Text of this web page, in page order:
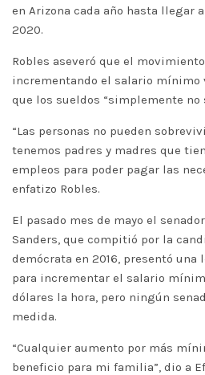
en Arizona cada año hasta llegar
2020.
Robles aseveró que el
incrementando el salario mínimo
que los sueldos “simplemente no
“Las personas no pueden
tenemos padres y madres que
empleos para poder pagar las
enfatizo Robles.
El pasado mes de mayo el
Sanders, que compitió por la
demócrata en 2016, presentó una
para incrementar el salario
dólares la hora, pero ningún
medida.
“Cualquier aumento por más
beneficio para mi familia”, dio a